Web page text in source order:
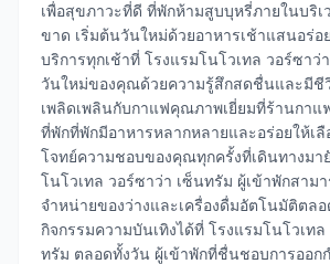
เพื่อสุขภาวะที่ดี ที่พักห้ามสูบบุหรี่ภายในบริ
ขาด เริ่มต้นวันใหม่ด้วยอาหารเช้าแสนอร่อ
บริการทุกเช้าที่ โรงแรมโนโวเทล วอร์ซาว่
วันใหม่ของคุณด้วยความรู้สึกสดชื่นและมีชี
เพลิดเพลินกับกาแฟคุณภาพเยี่ยมที่ร้านกาแ
ที่พักที่พักมีอาหารหลากหลายและอร่อยให้เลื
โจทย์ความชอบของคุณทุกครั้งที่เดินทางมา
โนโวเทล วอร์ซาว่า เซ็นทรัม ผู้เข้าพักสาม
จำหน่ายของว่างและเครื่องดื่มอัตโนมัติตล
กิจกรรมความบันเทิงได้ที่ โรงแรมโนโวเท
ทรัม ตลอดทั้งวัน ผู้เข้าพักที่ชื่นชอบการออก